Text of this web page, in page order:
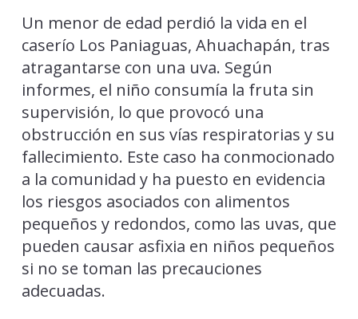
Un menor de edad perdió la vida en el
caserío Los Paniaguas, Ahuachapán, tras
atragantarse con una uva. Según
informes, el niño consumía la fruta sin
supervisión, lo que provocó una
obstrucción en sus vías respiratorias y su
fallecimiento. Este caso ha conmocionado
a la comunidad y ha puesto en evidencia
los riesgos asociados con alimentos
pequeños y redondos, como las uvas, que
pueden causar asfixia en niños pequeños
si no se toman las precauciones
adecuadas.